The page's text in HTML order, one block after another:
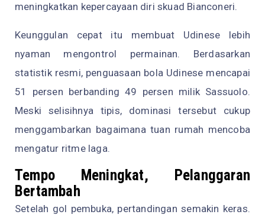
meningkatkan kepercayaan diri skuad Bianconeri.
Keunggulan cepat itu membuat Udinese lebih
nyaman mengontrol permainan. Berdasarkan
statistik resmi, penguasaan bola Udinese mencapai
51 persen berbanding 49 persen milik Sassuolo.
Meski selisihnya tipis, dominasi tersebut cukup
menggambarkan bagaimana tuan rumah mencoba
mengatur ritme laga.
Tempo Meningkat, Pelanggaran
Bertambah
Setelah gol pembuka, pertandingan semakin keras.